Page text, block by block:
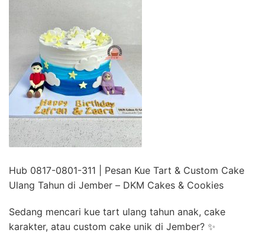
Hub 0817-0801-311 | Pesan Kue Tart & Custom Cake
Ulang Tahun di Jember – DKM Cakes & Cookies
Sedang mencari kue tart ulang tahun anak, cake
karakter, atau custom cake unik di Jember? ✨